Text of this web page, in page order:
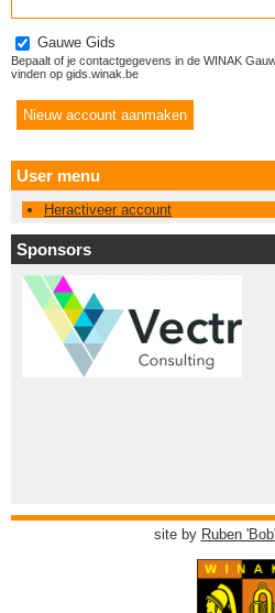
Gauwe Gids
Bepaalt of je contactgegevens in de WINAK
vinden op gids.winak.be
User menu
Heractiveer account
Sponsors
site by Ruben